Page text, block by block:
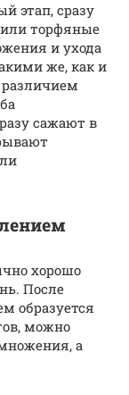
этап, сразу
торфяные
и ухода
же, как и
сажают в
хорошо
После
образуется
можно
а